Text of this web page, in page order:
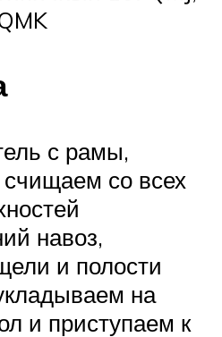
с рамы,
со всех
навоз,
и полости
на
и приступаем к